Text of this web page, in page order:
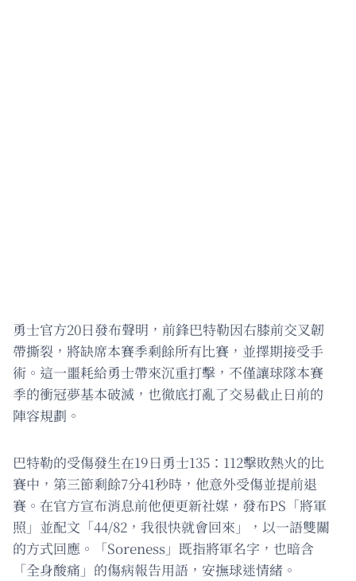
勇士官方20日發布聲明，前鋒巴特勒因右膝前交叉韌
帶撕裂，將缺席本賽季剩餘所有比賽，並擇期接受手
術。這一噩耗給勇士帶來沉重打擊，不僅讓球隊本賽
季的衝冠夢基本破滅，也徹底打亂了交易截止日前的
陣容規劃。
巴特勒的受傷發生在19日勇士135：112擊敗熱火的比
賽中，第三節剩餘7分41秒時，他意外受傷並提前退
賽。在官方宣布消息前他便更新社媒，發布PS「將軍
照」並配文「44/82，我很快就會回來」，以一語雙關
的方式回應。「Soreness」既指將軍名字，也暗含
「全身酸痛」的傷病報告用語，安撫球迷情緒。